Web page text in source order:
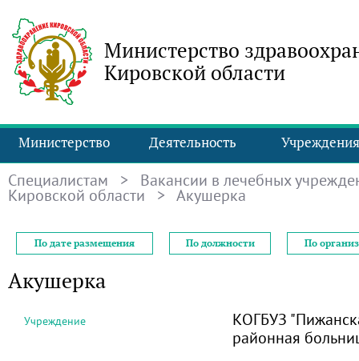
Министерство
Кировской области
Министерство Деятельность Учреждения
Специалистам > Вакансии в лечебных
Кировской области > Акушерка
По дате размещения По должности По
Акушерка
Учреждение
КОГБУЗ
районная